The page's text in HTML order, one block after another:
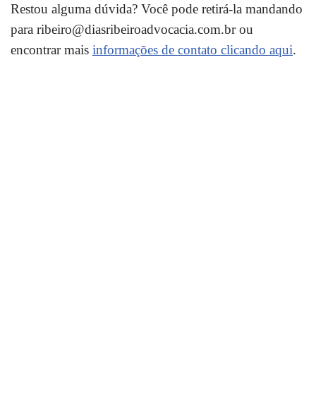
Restou alguma dúvida? Você pode retirá-la mandando
para ribeiro@diasribeiroadvocacia.com.br ou
encontrar mais informações de contato clicando aqui.